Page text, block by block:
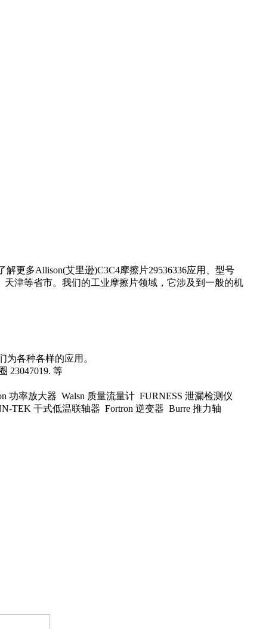
更多Allison(艾里逊)C3C4摩擦片29536336应用、型号
津等省市。我们的工业摩擦片领域，它涉及到一般的机
各种各样的应用。
23047019. 等
率放大器 Walsn 质量流量计 FURNESS 泄漏检测仪
TEK 干式低温联轴器 Fortron 逆变器 Burre 推力轴